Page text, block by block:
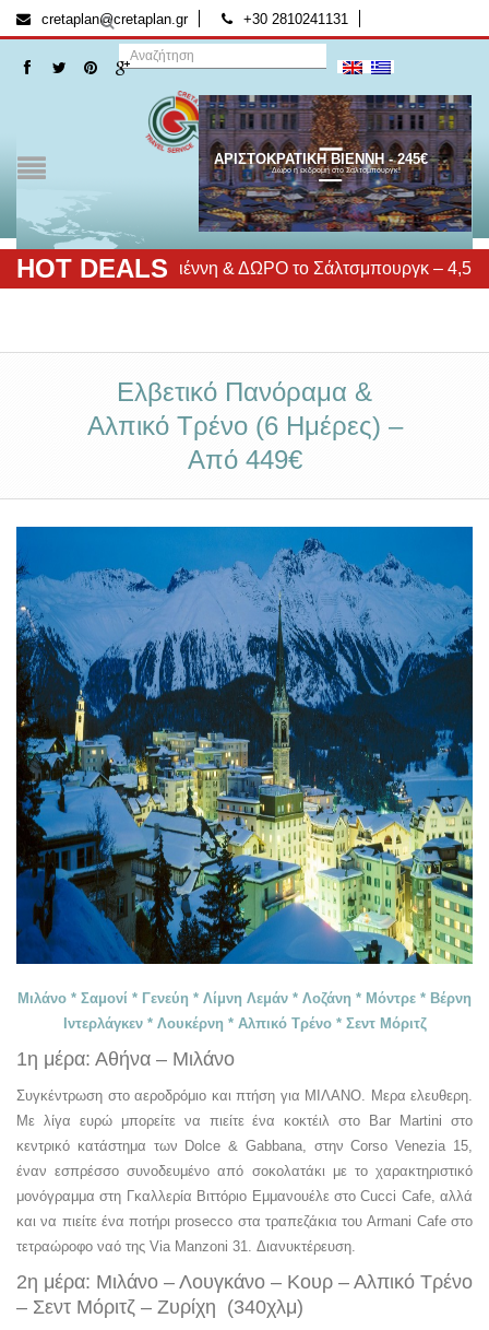
cretaplan@cretaplan.gr +30 2810241131
ΑΡΙΣΤΟΚΡΑΤΙΚΗ ΒΙΕΝΝΗ - 245€
Δώρο η εκδρομή στο Σάλτσμπουργκ!
HOT DEALS
Αριστοκρατική Βιέννη & ΔΩΡΟ το Σάλτσμπουργκ – 4,5 & 6
Ελβετικό Πανόραμα &
Αλπικό Τρένο (6 Ημέρες) –
Από 449€
Μιλάνο * Σαμονί * Γενεύη * Λίμνη Λεμάν * Λοζάνη * Μόντρε * Βέρνη
Ιντερλάγκεν * Λουκέρνη * Αλπικό Τρένο * Σεντ Μόριτζ
1η μέρα: Αθήνα – Μιλάνο
Συγκέντρωση στο αεροδρόμιο και πτήση για ΜΙΛΑΝΟ. Μερα ελευθερη.
Με λίγα ευρώ μπορείτε να πιείτε ένα κοκτέιλ στο Bar Martini στο
κεντρικό κατάστημα των Dolce & Gabbana, στην Corso Venezia 15,
έναν εσπρέσσο συνοδευμένο από σοκολατάκι με το χαρακτηριστικό
μονόγραμμα στη Γκαλλερία Βιττόριο Εμμανουέλε στο Cucci Cafe, αλλά
και να πιείτε ένα ποτήρι prosecco στα τραπεζάκια του Armani Cafe στο
τετραώροφο ναό της Via Manzoni 31. Διανυκτέρευση.
2η μέρα: Μιλάνο – Λουγκάνο – Κουρ – Αλπικό Τρένο
– Σεντ Μόριτζ – Ζυρίχη (340χλμ)